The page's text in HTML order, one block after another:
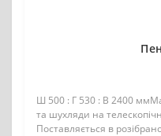
Ш 500 : Г 530 : В 2400
та шухляди на
Поставляється в